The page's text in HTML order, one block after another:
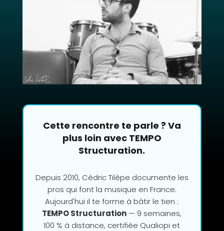
Cette rencontre te parle ? Va
plus loin avec TEMPO
Structuration.
Depuis 2010, Cédric Tilèpe documente les
pros qui font la musique en France.
Aujourd'hui il te forme à bâtir le tien :
TEMPO Structuration — 9 semaines,
100 % à distance, certifiée Qualiopi et